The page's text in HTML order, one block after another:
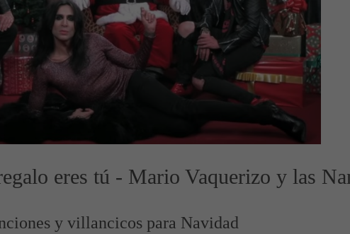
eres tú - Mario Vaquerizo y las
y villancicos para Navidad